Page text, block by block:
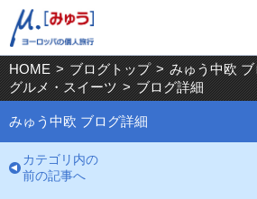
HOME > ブログトップ > みゅう中欧
グルメ・スイーツ > ブログ詳細
みゅう中欧 ブログ詳細
カテゴリ内の
前の記事へ